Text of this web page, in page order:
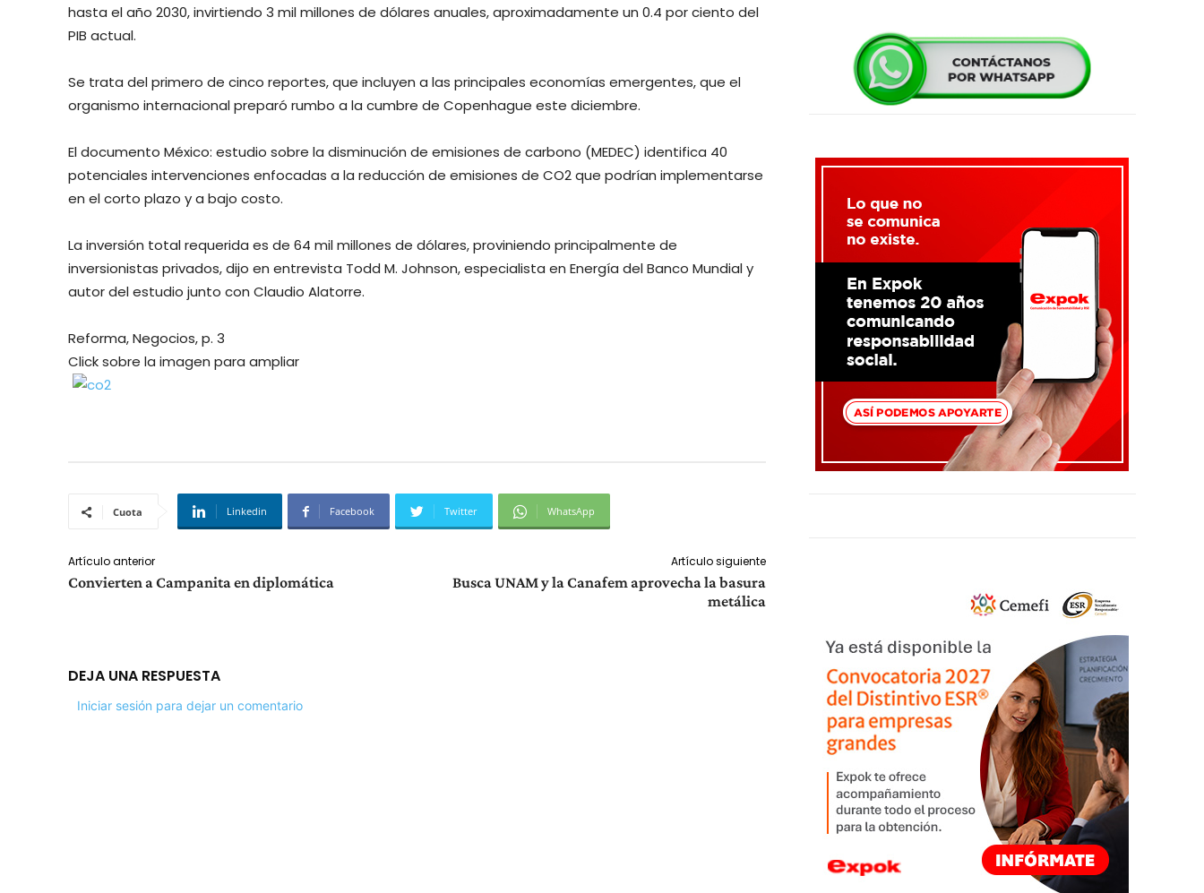
hasta el año 2030, invirtiendo 3 mil millones de dólares anuales, aproximadamente un 0.4 por ciento del
PIB actual.
Se trata del primero de cinco reportes, que incluyen a las principales economías emergentes, que el
organismo internacional preparó rumbo a la cumbre de Copenhague este diciembre.
El documento México: estudio sobre la disminución de emisiones de carbono (MEDEC) identifica 40
potenciales intervenciones enfocadas a la reducción de emisiones de CO2 que podrían implementarse
en el corto plazo y a bajo costo.
La inversión total requerida es de 64 mil millones de dólares, proviniendo principalmente de
inversionistas privados, dijo en entrevista Todd M. Johnson, especialista en Energía del Banco Mundial y
autor del estudio junto con Claudio Alatorre.
Reforma, Negocios, p. 3
Click sobre la imagen para ampliar
Cuota Linkedin Facebook Twitter WhatsApp
Artículo anterior
Convierten a Campanita en diplomática
Artículo siguiente
Busca UNAM y la Canafem aprovecha la basura
metálica
DEJA UNA RESPUESTA
Iniciar sesión para dejar un comentario